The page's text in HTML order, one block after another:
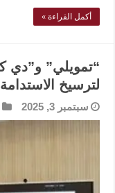
أكمل القراءة »
“تمويلي” و”دي
لترسيخ
سبتمبر 3, 2025